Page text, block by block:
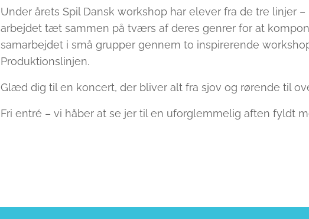
Under årets Spil Dansk workshop har elever fra de tre linjer
arbejdet tæt sammen på tværs af deres genrer for at
samarbejdet i små grupper gennem to inspirerende
Produktionslinjen.
Glæd dig til en koncert, der bliver alt fra sjov og rørende til
Fri entré – vi håber at se jer til en uforglemmelig aften fyldt